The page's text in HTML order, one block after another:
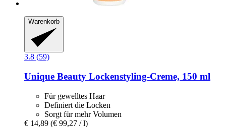
Warenkorb
3.8 (59)
Unique Beauty Lockenstyling-​Creme, 150 ml
Für gewelltes Haar
Definiert die Locken
Sorgt für mehr Volumen
€ 14,89 (€ 99,27 / l)